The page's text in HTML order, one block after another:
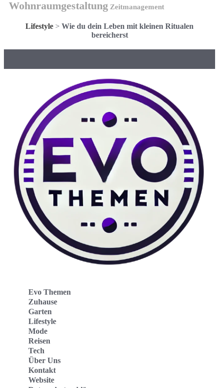
Wohnraumgestaltung Zeitmanagement
Lifestyle > Wie du dein Leben mit kleinen Ritualen
bereicherst
Evo Themen
Zuhause
Garten
Lifestyle
Mode
Reisen
Tech
Über Uns
Kontakt
Website